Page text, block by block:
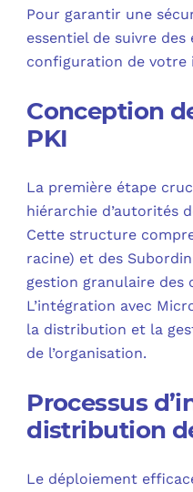
Pour garantir une
essentiel de suivre des
configuration de votre
Conception
PKI
La première étape
hiérarchie d’autorités
Cette structure
racine) et des
gestion granulaire des
L’intégration avec
la distribution et la
de l’organisation.
Processus
distribution
Le déploiement